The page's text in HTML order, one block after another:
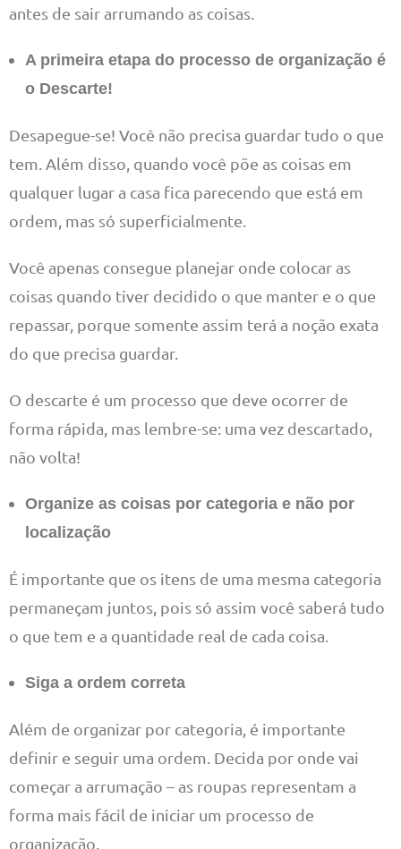
antes de sair arrumando as coisas.
A primeira etapa do processo de organização é
o Descarte!
Desapegue-se! Você não precisa guardar tudo o que
tem. Além disso, quando você põe as coisas em
qualquer lugar a casa fica parecendo que está em
ordem, mas só superficialmente.
Você apenas consegue planejar onde colocar as
coisas quando tiver decidido o que manter e o que
repassar, porque somente assim terá a noção exata
do que precisa guardar.
O descarte é um processo que deve ocorrer de
forma rápida, mas lembre-se: uma vez descartado,
não volta!
Organize as coisas por categoria e não por
localização
É importante que os itens de uma mesma categoria
permaneçam juntos, pois só assim você saberá tudo
o que tem e a quantidade real de cada coisa.
Siga a ordem correta
Além de organizar por categoria, é importante
definir e seguir uma ordem. Decida por onde vai
começar a arrumação – as roupas representam a
forma mais fácil de iniciar um processo de
organização.